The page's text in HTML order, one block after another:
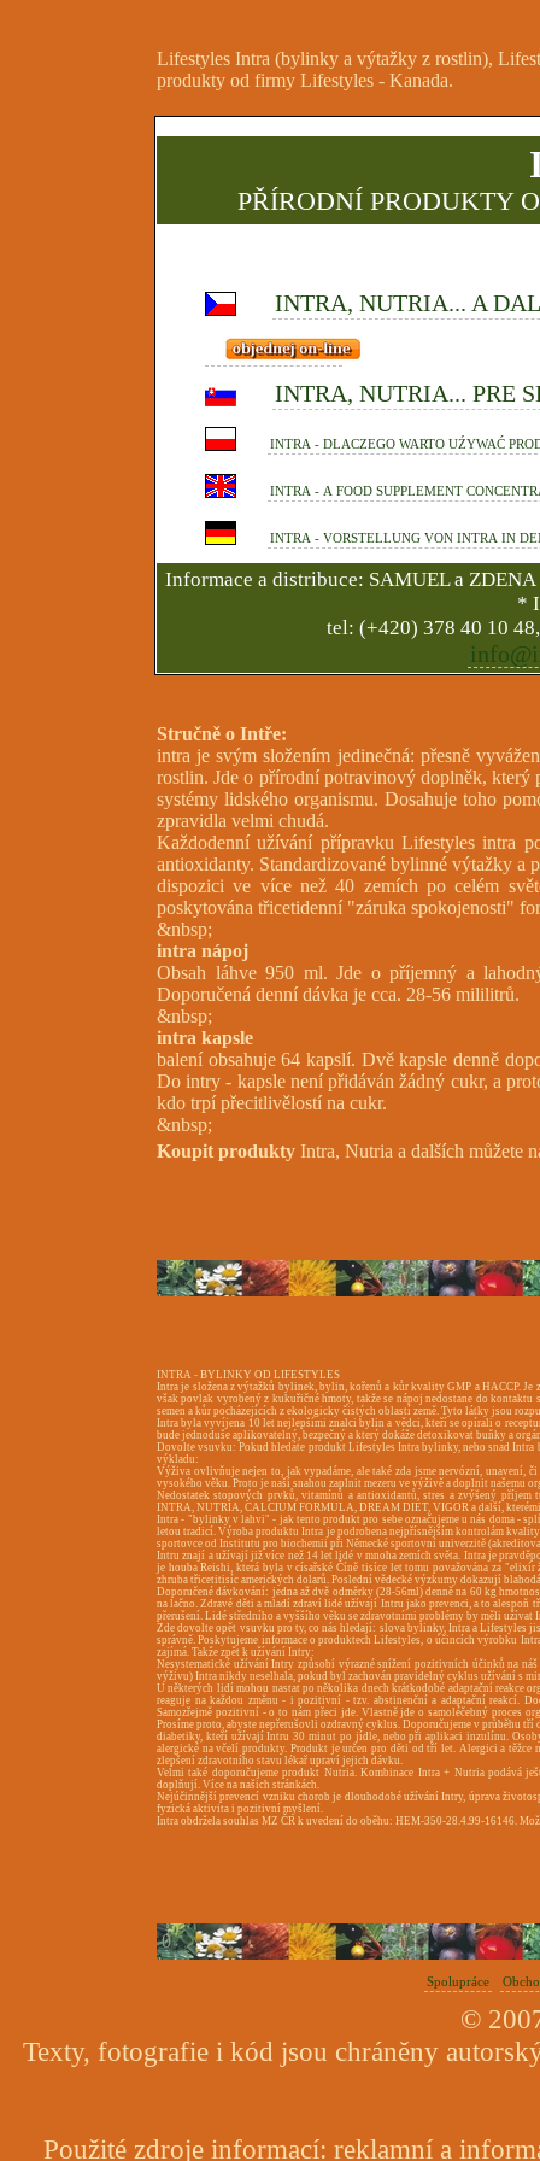
Lifestyles Intra (bylinky a výtažky z rostlin),
produkty od firmy Lifestyles - Kanada.
PŘÍRODNÍ PRODUKTY
INTRA, NUTRIA... A
INTRA, NUTRIA... PRE
Informace a distribuce: SAMUEL a
*
tel: (+420) 378 40 10
Stručně o Intře:
intra je svým složením jedinečná: přesně
rostlin. Jde o přírodní potravinový doplněk, který
systémy lidského organismu. Dosahuje toho
zpravidla velmi chudá.
Každodenní užívání přípravku Lifestyles intra
antioxidanty. Standardizované bylinné výtažky a
dispozici ve více než 40 zemích po celém
poskytována třicetidenní "záruka spokojenosti"
&nbsp;
intra nápoj
Obsah láhve 950 ml. Jde o příjemný a
Doporučená denní dávka je cca. 28-56 mililitrů.
&nbsp;
intra kapsle
balení obsahuje 64 kapslí. Dvě kapsle denně
Do intry - kapsle není přidáván žádný cukr, a
kdo trpí přecitlivělostí na cukr.
&nbsp;
Koupit produkty Intra, Nutria a dalších můžete
INTRA - BYLINKY OD LIFESTYLES
Intra je složena z výtažků bylinek, bylin, kořenů a kůr kvality GMP a HACCP.
však povlak vyrobený z kukuřičné hmoty, takže se nápoj nedostane do
semen a kůr pocházejících z ekologicky čistých oblastí země. Tyto látky jsou
Intra byla vyvíjena 10 let nejlepšími znalci bylin a vědci, kteří se opírali o
bude jednoduše aplikovatelný, bezpečný a který dokáže detoxikovat buňky a
Dovolte vsuvku: Pokud hledáte produkt Lifestyles Intra bylinky, nebo snad
výkladu:
Výživa ovlivňuje nejen to, jak vypadáme, ale také zda jsme nervózní, unavení,
vysokého věku. Proto je naší snahou zaplnit mezeru ve výživě a doplnit našemu
Nedostatek stopových prvků, vitamínů a antioxidantů, stres a zvýšený
INTRA, NUTRIA, CALCIUM FORMULA, DREAM DIET, VIGOR a další,
Intra - "bylinky v lahvi" - jak tento produkt pro sebe označujeme u nás doma -
letou tradicí. Výroba produktu Intra je podrobena nejpřísnějším kontrolám kvality
sportovce od Institutu pro biochemii při Německé sportovní univerzitě
Intru znají a užívají již více než 14 let lidé v mnoha zemích světa. Intra je
je houba Reishi, která byla v císařské Číně tisíce let tomu považována za
zhruba třicetitisíc amerických dolarů. Poslední vědecké výzkumy dokazují
Doporučené dávkování: jedna až dvě odměrky (28-56ml) denně na 60 kg
na lačno. Zdravé děti a mladí zdraví lidé užívají Intru jako prevenci, a to alespoň
přerušení. Lidé středního a vyššího věku se zdravotními problémy by měli
Zde dovolte opět vsuvku pro ty, co nás hledají: slova bylinky, Intra a Lifestyles
správně. Poskytujeme informace o produktech Lifestyles, o účincích výrobku
zajímá. Takže zpět k užívání Intry:
Nesystematické užívání Intry způsobí výrazné snížení pozitivních účinků na
výživu) Intra nikdy neselhala, pokud byl zachován pravidelný cyklus užívání s
U některých lidí mohou nastat po několika dnech krátkodobé adaptační reakce
reaguje na každou změnu - i pozitivní - tzv. abstinenční a adaptační reakcí.
Samozřejmě pozitivní - o to nám přeci jde. Vlastně jde o samoléčebný proces
Prosíme proto, abyste nepřerušovli ozdravný cyklus. Doporučujeme v průběhu
diabetiky, kteří užívají Intru 30 minut po jídle, nebo při aplikaci inzulínu.
alergické na včelí produkty. Produkt je určen pro děti od tří let. Alergici a
zlepšení zdravotního stavu lékař upraví jejich dávku.
Velmi také doporučujeme produkt Nutria. Kombinace Intra + Nutria podává
doplňují. Více na našich stránkách.
Nejúčinnější prevencí vzniku chorob je dlouhodobé užívání Intry, úprava
fyzická aktivita i pozitivní myšlení.
Intra obdržela souhlas MZ ČR k uvedení do oběhu: HEM-350-28.4.99-16146.
0
Spolupráce
©
Texty, fotografie i kód jsou chráněny
Použité zdroje informací: reklamní a